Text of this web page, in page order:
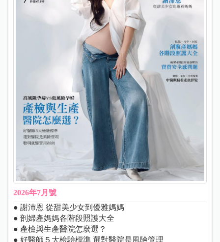
2026年7月號
● 謝沛恩 從甜美少女到優雅媽媽
● 剖婦產媽媽各階段照護大全
● 產檢與生產醫院怎麼選？
● 好醫師５大檢驗標準 選對醫院是風險管理